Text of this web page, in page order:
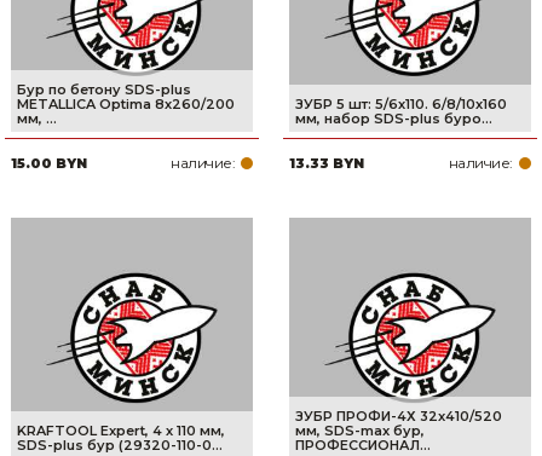
Бур по бетону SDS-plus
METALLICA Optima 8х260/200
мм, ...
15.00 BYN наличие:
ЗУБР 5 шт: 5/6х110. 6/8/10х160
мм, набор SDS-plus буро...
13.33 BYN наличие:
KRAFTOOL Expert, 4 х 110 мм,
SDS-plus бур (29320-110-0...
ЗУБР ПРОФИ-4Х 32x410/520
мм, SDS-max бур,
ПРОФЕССИОНАЛ...